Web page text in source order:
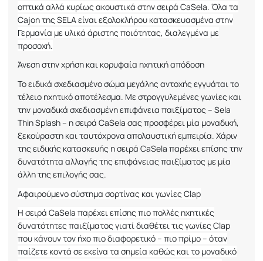
οπτικά αλλά κυρίως ακουστικά στην σειρά CaSela. Όλα τα
Cajonτης SELA είναι εξολοκλήρου κατασκευασμένα στην
Γερμανία με υλικά άριστης ποιότητας, διαλεγμένα με
προσοχή.
Άνεση στην χρήση και κορυφαία ηχητική απόδοση
Το ειδικά σχεδιασμένο σώμα μεγάλης αντοχής εγγυάται το
τέλειο ηχητικό αποτέλεσμα. Με στρογγυλεμένες γωνίες και
την μοναδικά σχεδιασμένη επιφάνεια παιξίματος – Sela
ThinSplash– η σειρά CaSela σας προσφέρει μία μοναδική,
ξεκούραστη και ταυτόχρονα απολαυστική εμπειρία. Χάριν
της ειδικής κατασκευής η σειρά CaSela παρέχει επίσης την
δυνατότητα αλλαγής της επιφάνειας παιξίματος με μία
άλλη της επιλογής σας.
Αφαιρούμενο σύστημα σορτίνας και γωνίες Clap
Η σειρά CaSela παρέχει επίσης πιο πολλές ηχητικές
δυνατότητες παιξίματος γιατί διαθέτει τις γωνίες Clap
που κάνουν τον ήχο πιο διαφορετικό – πιο πρίμο – όταν
παίζετε κοντά σε εκείνα τα σημεία καθώς και το μοναδικό